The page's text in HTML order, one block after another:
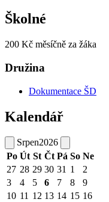
Školné
200 Kč měsíčně za žáka
Družina
Dokumentace ŠD
Kalendář
Srpen2026
Po Út St Čt Pá So Ne
27 28 29 30 31 1
2
3
4 5 6 7 8
9
10 11 12 13 14 15 16